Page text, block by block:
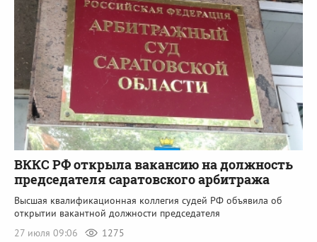
ВККС РФ открыла вакансию на должность
председателя саратовского арбитража
Высшая квалификационная коллегия судей РФ объявила об
открытии вакантной должности председателя
27 июля 09:06
1275